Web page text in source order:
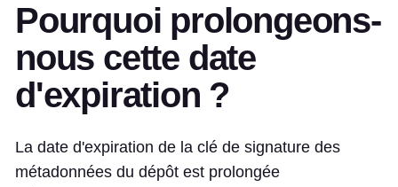
Pourquoi prolongeons-
nous cette date
d'expiration ?
La date d'expiration de la clé de signature des
métadonnées du dépôt est prolongée